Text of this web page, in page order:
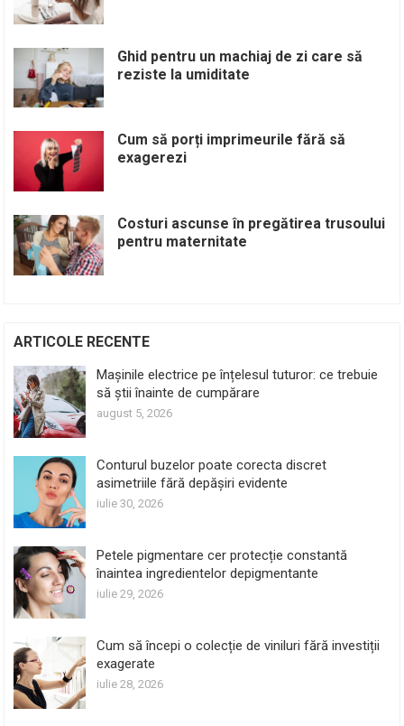
Ghid pentru un machiaj de zi care să
reziste la umiditate
Cum să porți imprimeurile fără să
exagerezi
Costuri ascunse în pregătirea trusoului
pentru maternitate
ARTICOLE RECENTE
Mașinile electrice pe înțelesul tuturor: ce trebuie
să știi înainte de cumpărare
august 5, 2026
Conturul buzelor poate corecta discret
asimetriile fără depășiri evidente
iulie 30, 2026
Petele pigmentare cer protecție constantă
înaintea ingredientelor depigmentante
iulie 29, 2026
Cum să începi o colecție de viniluri fără investiții
exagerate
iulie 28, 2026